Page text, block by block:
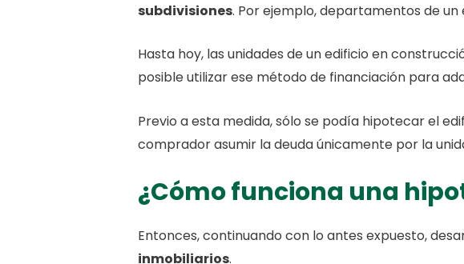
subdivisiones. Por ejemplo, departamentos de
Hasta hoy, las unidades de un edificio en
posible utilizar ese método de financiación para
Previo a esta medida, sólo se podía hipotecar el
comprador asumir la deuda únicamente por la
¿Cómo funciona una
Entonces, continuando con lo antes expuesto,
inmobiliarios.